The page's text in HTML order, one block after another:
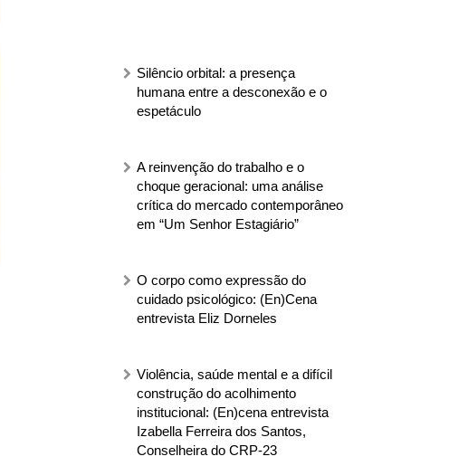
Silêncio orbital: a presença
humana entre a desconexão e o
espetáculo
A reinvenção do trabalho e o
choque geracional: uma análise
crítica do mercado contemporâneo
em “Um Senhor Estagiário”
O corpo como expressão do
cuidado psicológico: (En)Cena
entrevista Eliz Dorneles
Violência, saúde mental e a difícil
construção do acolhimento
institucional: (En)cena entrevista
Izabella Ferreira dos Santos,
Conselheira do CRP-23